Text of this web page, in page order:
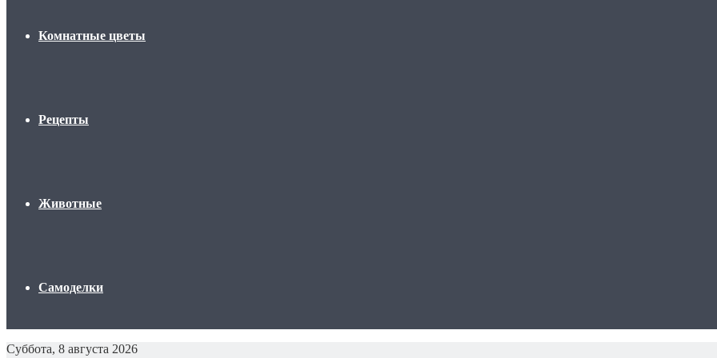
Комнатные цветы
Рецепты
Животные
Самоделки
Суббота, 8 августа 2026